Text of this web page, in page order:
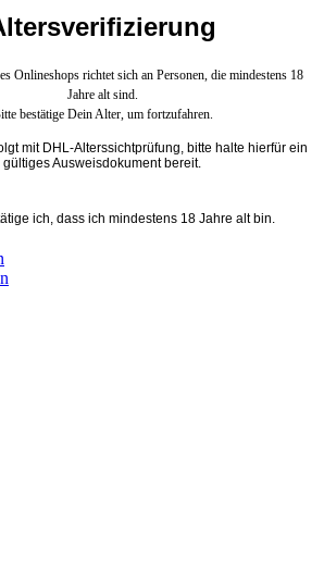
Onlineshops richtet sich an Personen, die mindestens 18
Jahre alt sind.
bestätige Dein Alter, um fortzufahren.
mit DHL-Alterssichtprüfung, bitte halte hierfür ein
gültiges Ausweisdokument bereit.
ich, dass ich mindestens 18 Jahre alt bin.